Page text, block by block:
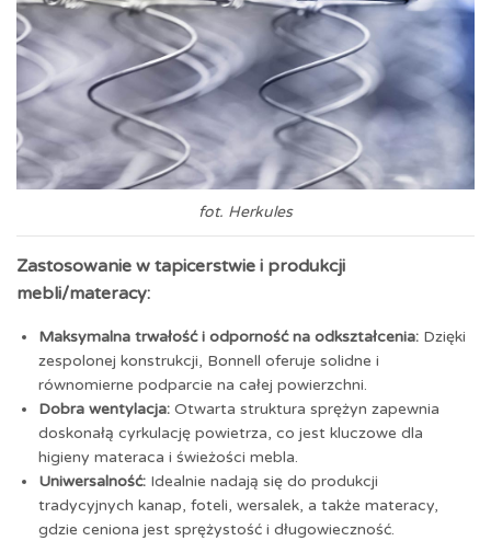
fot. Herkules
Zastosowanie w tapicerstwie i produkcji
mebli/materacy:
Maksymalna trwałość i odporność na odkształcenia: Dzięki
zespolonej konstrukcji, Bonnell oferuje solidne i
równomierne podparcie na całej powierzchni.
Dobra wentylacja: Otwarta struktura sprężyn zapewnia
doskonałą cyrkulację powietrza, co jest kluczowe dla
higieny materaca i świeżości mebla.
Uniwersalność: Idealnie nadają się do produkcji
tradycyjnych kanap, foteli, wersalek, a także materacy,
gdzie ceniona jest sprężystość i długowieczność.